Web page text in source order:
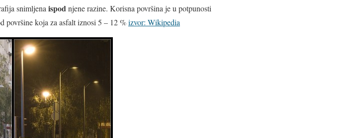
snimljena ispodnjene razine. Korisna površina je u potpunosti
površine koja za asfalt iznosi 5 – 12 %izvor: Wikipedia